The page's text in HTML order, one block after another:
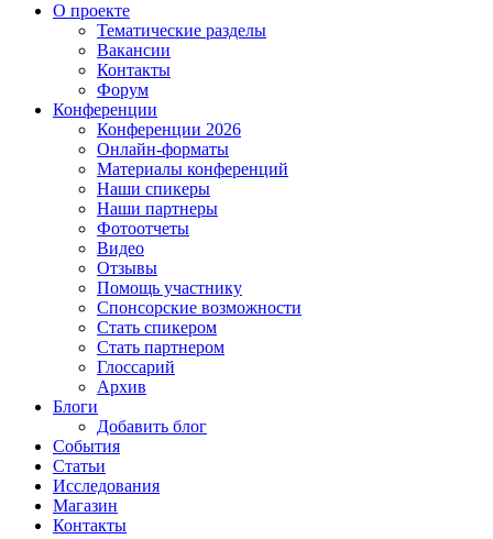
О проекте
Тематические разделы
Вакансии
Контакты
Форум
Конференции
Конференции 2026
Онлайн-форматы
Материалы конференций
Наши спикеры
Наши партнеры
Фотоотчеты
Видео
Отзывы
Помощь участнику
Спонсорские возможности
Стать спикером
Стать партнером
Глоссарий
Архив
Блоги
Добавить блог
События
Статьи
Исследования
Магазин
Контакты